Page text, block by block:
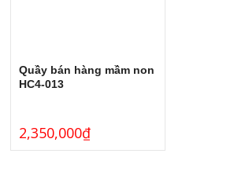
Quầy bán hàng mầm non
HC4-013
2,350,000₫